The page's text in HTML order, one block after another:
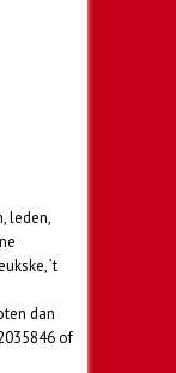
leden,
’t
dan
of